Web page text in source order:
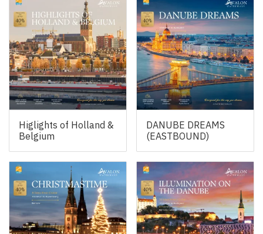
Higlights of Holland &
Belgium
DANUBE DREAMS
(EASTBOUND)